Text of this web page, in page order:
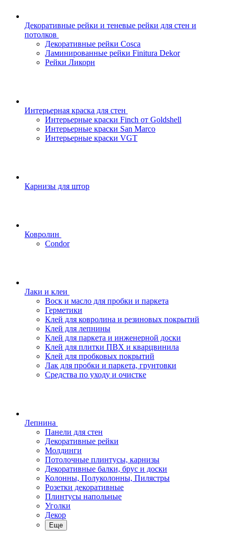
Декоративные рейки и теневые рейки для стен и
потолков
Декоративные рейки Cosca
Ламинированные рейки Finitura Dekor
Рейки Ликорн
Интерьерная краска для стен
Интерьерные краски Finch от Goldshell
Интерьерные краски San Marco
Интерьерные краски VGT
Карнизы для штор
Ковролин
Condor
Лаки и клеи
Воск и масло для пробки и паркета
Герметики
Клей для ковролина и резиновых покрытий
Клей для лепнины
Клей для паркета и инженерной доски
Клей для плитки ПВХ и кварцвинила
Клей для пробковых покрытий
Лак для пробки и паркета, грунтовки
Средства по уходу и очистке
Лепнина
Панели для стен
Декоративные рейки
Молдинги
Потолочные плинтусы, карнизы
Декоративные балки, брус и доски
Колонны, Полуколонны, Пилястры
Розетки декоративные
Плинтусы напольные
Уголки
Декор
Еще